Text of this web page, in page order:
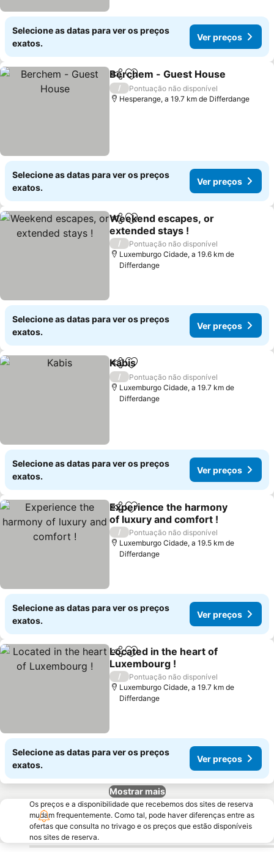
Selecione as datas para ver os preços
exatos.
Ver preços
PartilharAdicionar aos favoritos
Berchem - Guest House
/
Pontuação não disponível
Hesperange, a 19.7 km de Differdange
Selecione as datas para ver os preços
exatos.
Ver preços
PartilharAdicionar aos favoritos
Weekend escapes, or
extended stays !
Ver preços
/
Pontuação não disponível
Luxemburgo Cidade, a 19.6 km de
Differdange
Selecione as datas para ver os preços
exatos.
Ver preços
PartilharAdicionar aos favoritos
Kabis
/
Pontuação não disponível
Luxemburgo Cidade, a 19.7 km de
Differdange
Selecione as datas para ver os preços
exatos.
Ver preços
PartilharAdicionar aos favoritos
Experience the harmony
of luxury and comfort !
Ver preços
/
Pontuação não disponível
Luxemburgo Cidade, a 19.5 km de
Differdange
Selecione as datas para ver os preços
exatos.
Ver preços
PartilharAdicionar aos favoritos
Located in the heart of
Luxembourg !
Ver preços
/
Pontuação não disponível
Luxemburgo Cidade, a 19.7 km de
Differdange
Selecione as datas para ver os preços
exatos.
Ver preços
Mostrar mais
Os preços e a disponibilidade que recebemos dos sites de reserva
mudam frequentemente. Como tal, pode haver diferenças entre as
ofertas que consulta no trivago e os preços que estão disponíveis
nos sites de reserva.